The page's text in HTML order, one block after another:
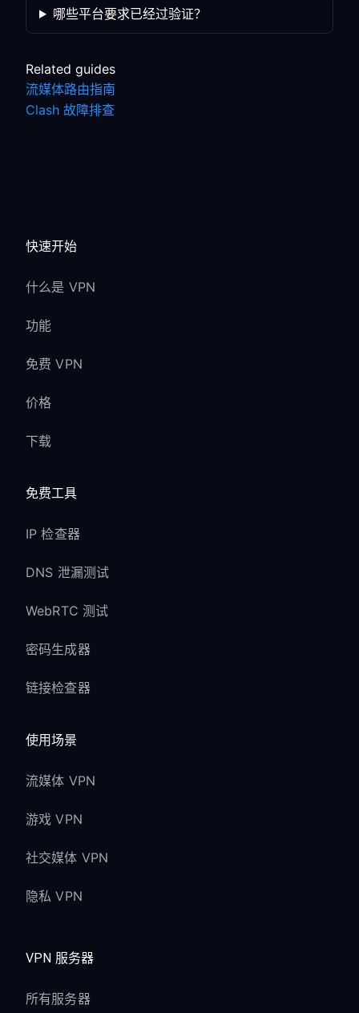
哪些平台要求已经过验证？
Related guides
流媒体路由指南
Clash 故障排查
快速开始
什么是 VPN
功能
免费 VPN
价格
下载
免费工具
IP 检查器
DNS 泄漏测试
WebRTC 测试
密码生成器
链接检查器
使用场景
流媒体 VPN
游戏 VPN
社交媒体 VPN
隐私 VPN
VPN 服务器
所有服务器